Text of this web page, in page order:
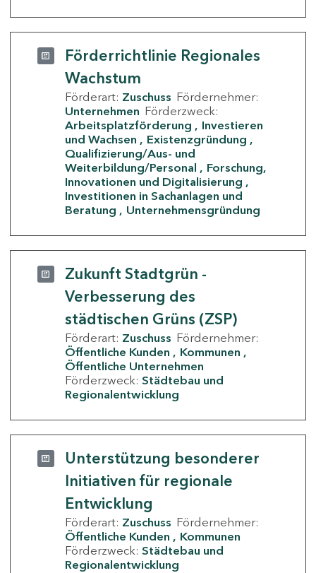
Förderrichtlinie Regionales
Wachstum
Förderart: Zuschuss Fördernehmer:
Unternehmen Förderzweck:
Arbeitsplatzförderung
Investieren
und Wachsen
Existenzgründung
Qualifizierung/Aus- und
Weiterbildung/Personal
Forschung,
Innovationen und Digitalisierung
Investitionen in Sachanlagen und
Beratung
Unternehmensgründung
Zukunft Stadtgrün -
Verbesserung des
städtischen Grüns (ZSP)
Förderart: Zuschuss Fördernehmer:
Öffentliche Kunden
Kommunen
Öffentliche Unternehmen
Förderzweck: Städtebau und
Regionalentwicklung
Unterstützung besonderer
Initiativen für regionale
Entwicklung
Förderart: Zuschuss Fördernehmer:
Öffentliche Kunden
Kommunen
Förderzweck: Städtebau und
Regionalentwicklung